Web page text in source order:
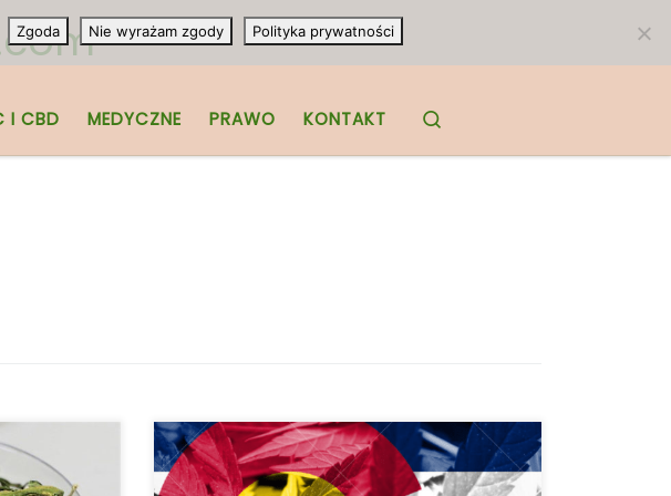
I CBD MEDYCZNE PRAWO KONTAKT
Od sprzedaży cannabis po „czystą”
energię, Kolorado prowadzi w Stanach
Zgoda Nie wyrażam zgody Polityka prywatności